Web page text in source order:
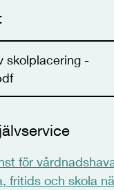
skolplacering -
för
fritids och skola